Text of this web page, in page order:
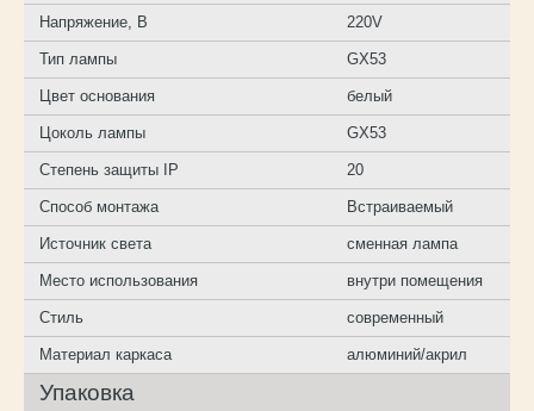
Напряжение, В 220V
Тип лампы GX53
Цвет основания белый
Цоколь лампы GX53
Степень защиты IP 20
Способ монтажа Встраиваемый
Источник света сменная лампа
Место использования внутри помещения
Стиль современный
Материал каркаса алюминий/акрил
Упаковка